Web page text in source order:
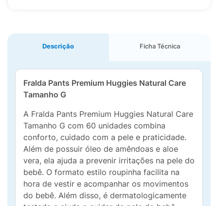
Descrição Ficha Técnica
Fralda Pants Premium Huggies Natural Care
Tamanho G
A Fralda Pants Premium Huggies Natural Care
Tamanho G com 60 unidades combina
conforto, cuidado com a pele e praticidade.
Além de possuir óleo de amêndoas e aloe
vera, ela ajuda a prevenir irritações na pele do
bebê. O formato estilo roupinha facilita na
hora de vestir e acompanhar os movimentos
do bebê. Além disso, é dermatologicamente